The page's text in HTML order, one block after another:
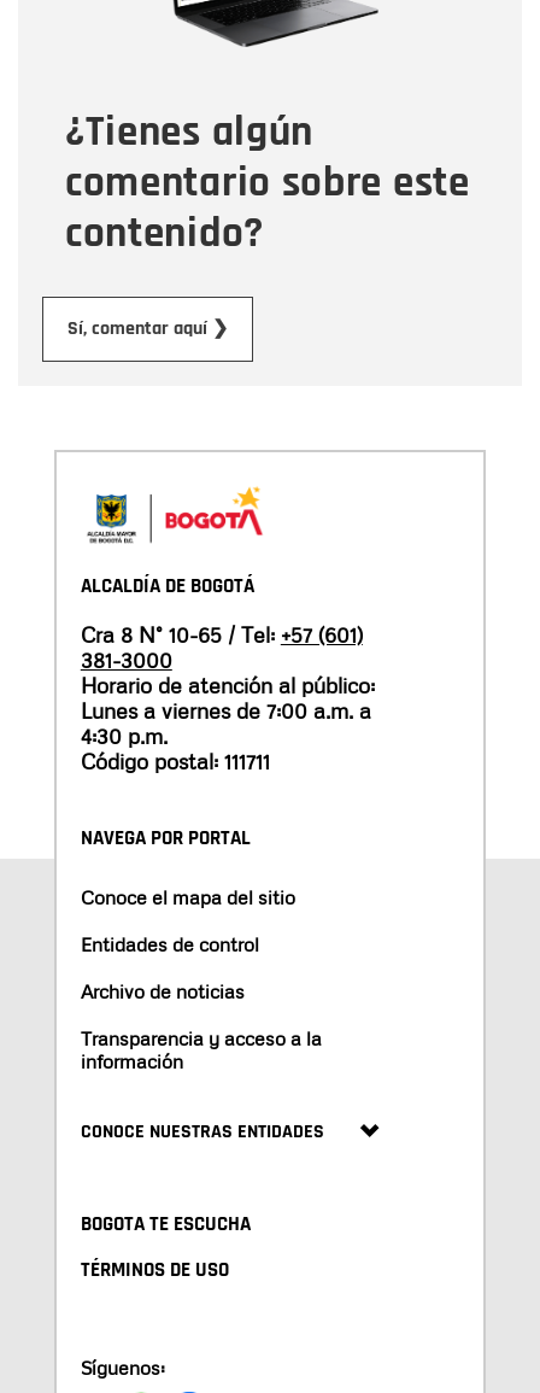
¿Tienes algún
comentario sobre este
contenido?
Sí, comentar aquí ❯
Tipo de comentario
Mensaje
ALCALDÍA DE BOGOTÁ
Cra 8 N° 10-65 / Tel: +57 (601)
381-3000
Horario de atención al público:
Lunes a viernes de 7:00 a.m. a
4:30 p.m.
Código postal: 111711
NAVEGA POR PORTAL
Conoce el mapa del sitio
Entidades de control
Archivo de noticias
Transparencia y acceso a la
información
CONOCE NUESTRAS ENTIDADES
BOGOTA TE ESCUCHA
TÉRMINOS DE USO
Síguenos: